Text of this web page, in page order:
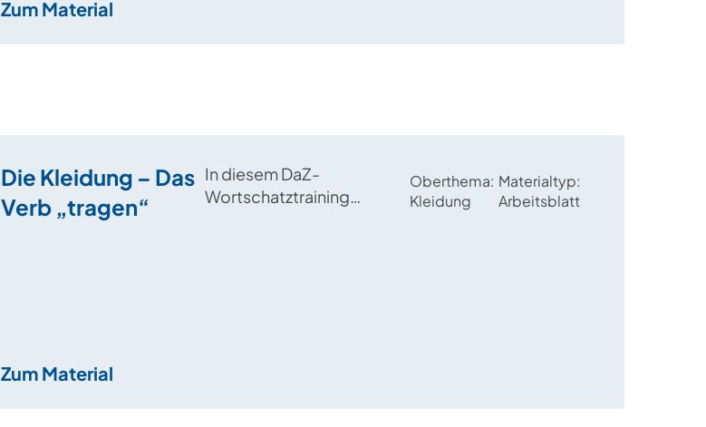
Zum Material
Die Kleidung – Das
Verb „tragen“
In diesem DaZ-
Wortschatztraining
Oberthema
Kleidung
Materialtyp
Arbeitsblatt
Zum Material